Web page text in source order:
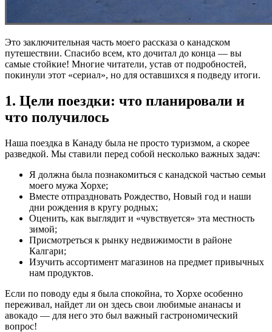
Это заключительная часть моего рассказа о канадском
путешествии. Спасибо всем, кто дочитал до конца — вы
самые стойкие! Многие читатели, устав от подробностей,
покинули этот «сериал», но для оставшихся я подведу итоги.
1. Цели поездки: что планировали и
что получилось
Наша поездка в Канаду была не просто туризмом, а скорее
разведкой. Мы ставили перед собой несколько важных задач:
Я должна была познакомиться с канадской частью семьи
моего мужа Хорхе;
Вместе отпраздновать Рождество, Новый год и наши
дни рождения в кругу родных;
Оценить, как выглядит и «чувствуется» эта местность
зимой;
Присмотреться к рынку недвижимости в районе
Калгари;
Изучить ассортимент магазинов на предмет привычных
нам продуктов.
Если по поводу еды я была спокойна, то Хорхе особенно
переживал, найдет ли он здесь свои любимые ананасы и
авокадо — для него это был важный гастрономический
вопрос!